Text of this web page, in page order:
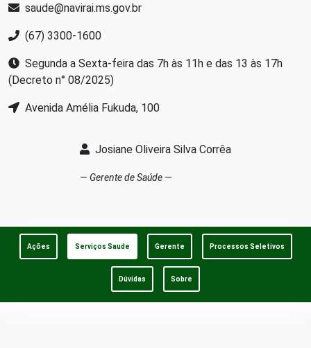
saude@navirai.ms.gov.br
(67) 3300-1600
Segunda a Sexta-feira das 7h às 11h e das 13 às 17h
(Decreto n° 08/2025)
Avenida Amélia Fukuda, 100
Josiane Oliveira Silva Corrêa
Gerente de Saúde
Ações Serviços Saude Gerente Processos Seletivos
Dúvidas Sobre